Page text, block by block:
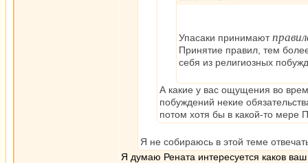
Упасаки принимают
Принятие правил, тем
себя из религиозных
А какие у вас ощущения во
побуждений некие
потом хотя бы в какой-то мере
Я не собираюсь в этой теме
Я думаю Рената интересуется каков